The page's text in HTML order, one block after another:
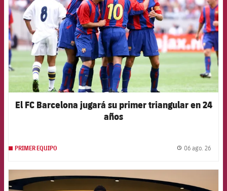
El FC Barcelona jugará su primer triangular en 24
años
PRIMER EQUIPO 06 ago. 26